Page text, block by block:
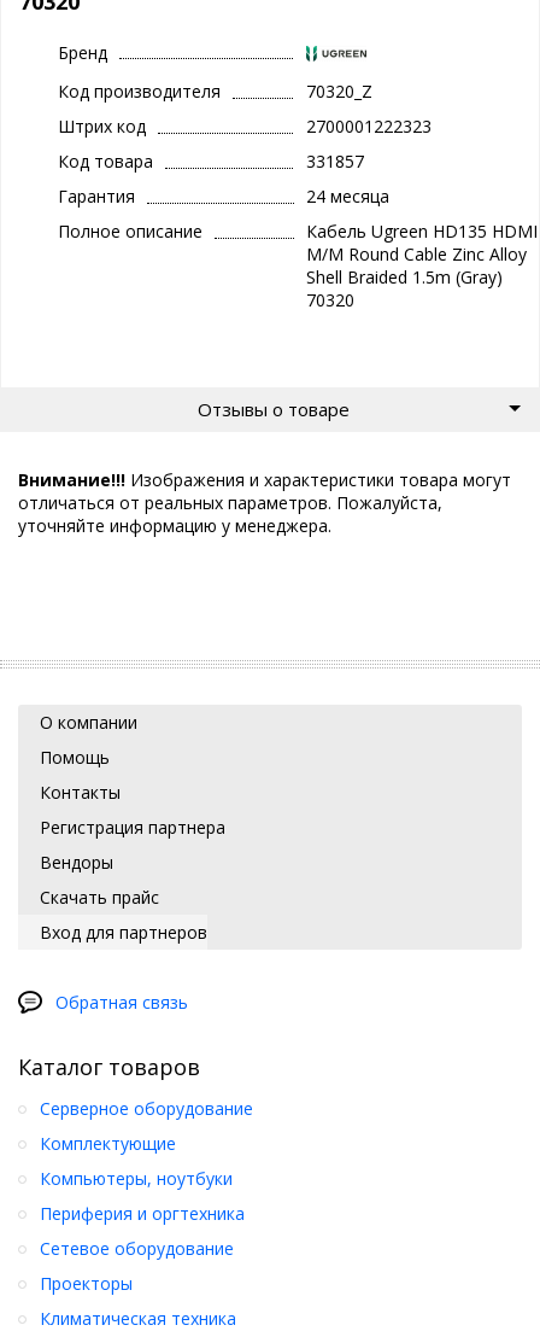
Бренд
Код производителя
70320_Z
Штрих код
2700001222323
Код товара
331857
Гарантия
24 месяца
Полное описание
Кабель Ugreen HD135 HDMI
M/M Round Cable Zinc Alloy
Shell Braided 1.5m (Gray)
70320
Отзывы о товаре
Внимание!!! Изображения и характеристики товара могут
отличаться от реальных параметров. Пожалуйста,
уточняйте информацию у менеджера.
О компании
Помощь
Контакты
Регистрация партнера
Вендоры
Скачать прайс
Вход для партнеров
Обратная связь
Каталог товаров
Серверное оборудование
Комплектующие
Компьютеры, ноутбуки
Периферия и оргтехника
Сетевое оборудование
Проекторы
Климатическая техника